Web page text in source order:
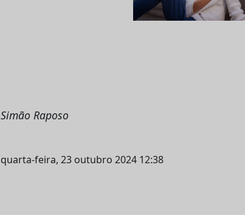
Simão Raposo
quarta-feira, 23 outubro 2024 12:38